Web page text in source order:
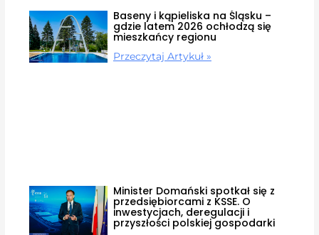
Baseny i kąpieliska na Śląsku –
gdzie latem 2026 ochłodzą się
mieszkańcy regionu
Przeczytaj Artykuł »
Minister Domański spotkał się z
przedsiębiorcami z KSSE. O
inwestycjach, deregulacji i
przyszłości polskiej gospodarki